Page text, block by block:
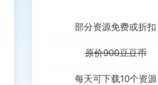
部分资源免费或折扣
原价900豆豆币
每天可下载10个资源